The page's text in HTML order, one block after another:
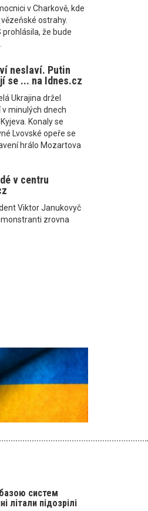
v Charkově, kde
ostrahy.
prohlásila, že bude
neslaví. Putin
se ... na Idnes.cz
Ukrajina držel
minulých dnech
Konaly se
Lvovské opeře se
hrálo Mozartova
v centru
Viktor Janukovyč
zrovna
систем
літали підозрілі